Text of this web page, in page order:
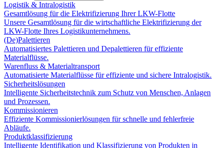
Logistik & Intralogistik
Gesamtlösung für die Elektrifizierung Ihrer LKW-Flotte
Unsere Gesamtlösung für die wirtschaftliche Elektrifizierung der
LKW-Flotte Ihres Logistikunternehmens.
(De)Palettieren
Automatisiertes Palettieren und Depalettieren für effiziente
Materialflüsse.
Warenfluss & Materialtransport
Automatisierte Materialflüsse für effiziente und sichere Intralogistik.
Sicherheitslösungen
Intelligente Sicherheitstechnik zum Schutz von Menschen, Anlagen
und Prozessen.
Kommissionieren
Effiziente Kommissionierlösungen für schnelle und fehlerfreie
Abläufe.
Produktklassifizierung
Intelligente Identifikation und Klassifizierung von Produkten in